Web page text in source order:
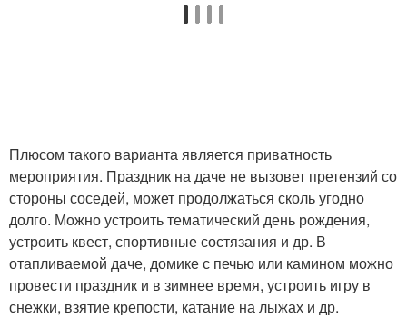
Плюсом такого варианта является приватность
мероприятия. Праздник на даче не вызовет претензий со
стороны соседей, может продолжаться сколь угодно
долго. Можно устроить тематический день рождения,
устроить квест, спортивные состязания и др. В
отапливаемой даче, домике с печью или камином можно
провести праздник и в зимнее время, устроить игру в
снежки, взятие крепости, катание на лыжах и др.